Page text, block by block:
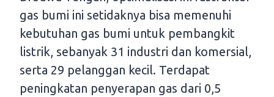
gas bumi ini setidaknya bisa memenuhi
kebutuhan gas bumi untuk pembangkit
listrik, sebanyak 31 industri dan komersial,
serta 29 pelanggan kecil. Terdapat
peningkatan penyerapan gas dari 0,5